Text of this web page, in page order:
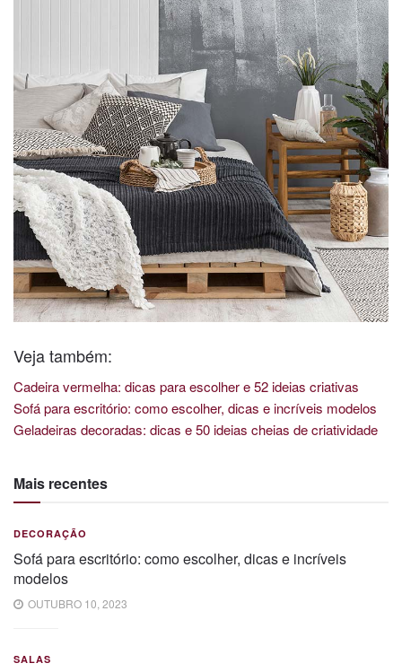
Veja também:
Cadeira vermelha: dicas para escolher e 52 ideias criativas
Sofá para escritório: como escolher, dicas e incríveis modelos
Geladeiras decoradas: dicas e 50 ideias cheias de criatividade
Mais recentes
DECORAÇÃO
Sofá para escritório: como escolher, dicas e incríveis
modelos
OUTUBRO 10, 2023
SALAS